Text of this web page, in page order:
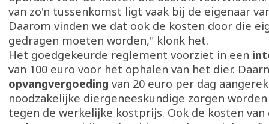
van zo'n tussenkomst ligt vaak bij de eigenaar
Daarom vinden we dat ook de kosten door die
gedragen moeten worden," klonk het.
Het goedgekeurde reglement voorziet in een
van 100 euro voor het ophalen van het dier.
opvangvergoeding van 20 euro per dag
noodzakelijke diergeneeskundige zorgen
tegen de werkelijke kostprijs. Ook de kosten